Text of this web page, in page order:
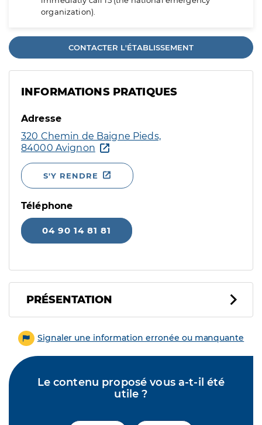
organization).
CONTACTER L'ÉTABLISSEMENT
INFORMATIONS PRATIQUES
Adresse
320 Chemin de Baigne Pieds,
84000 Avignon
S'Y RENDRE
Téléphone
04 90 14 81 81
PRÉSENTATION
Signaler une information erronée ou manquante
Le contenu proposé vous a-t-il été
utile ?